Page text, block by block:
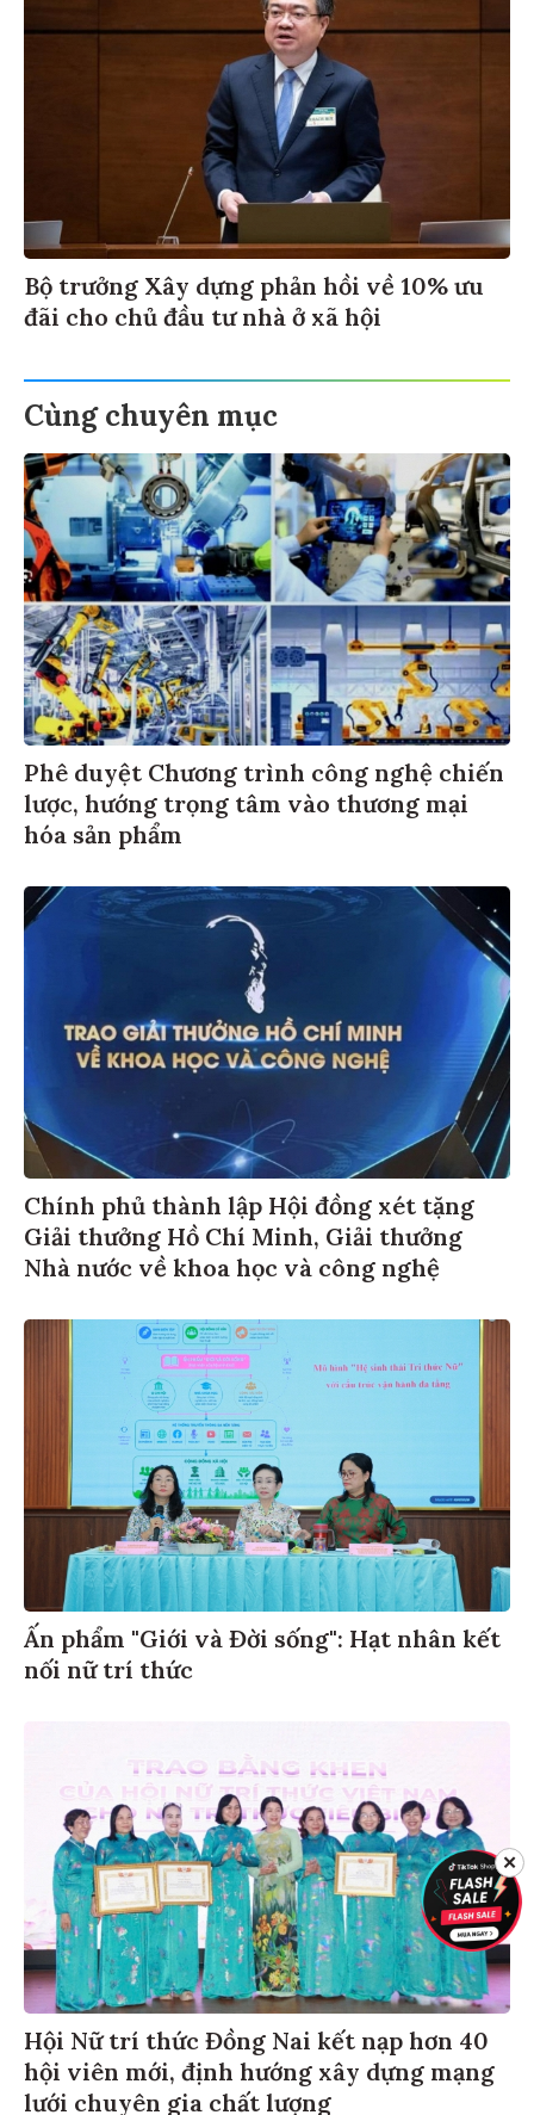
Bộ trưởng Xây dựng phản hồi về 10% ưu
đãi cho chủ đầu tư nhà ở xã hội
Cùng chuyên mục
Phê duyệt Chương trình công nghệ chiến
lược, hướng trọng tâm vào thương mại
hóa sản phẩm
Chính phủ thành lập Hội đồng xét tặng
Giải thưởng Hồ Chí Minh, Giải thưởng
Nhà nước về khoa học và công nghệ
Ấn phẩm "Giới và Đời sống": Hạt nhân kết
nối nữ trí thức
Hội Nữ trí thức Đồng Nai kết nạp hơn 40
hội viên mới, định hướng xây dựng mạng
lưới chuyên gia chất lượng
✕